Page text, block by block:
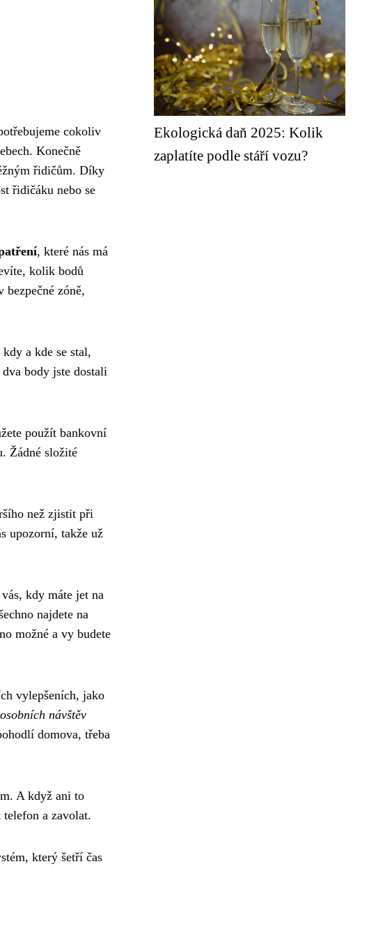
cokoliv
Konečně
řidičům. Díky
řidičáku nebo se
, které nás má
kolik bodů
zóně,
a kde se stal,
body jste dostali
použít bankovní
Žádné složité
než zjistit při
upozorní, takže už
kdy máte jet na
najdete na
možné a vy budete
vylepšeních, jako
návštěv
domova, třeba
A když ani to
a zavolat.
který šetří čas
Ekologická daň 2025: Kolik
zaplatíte podle stáří vozu?